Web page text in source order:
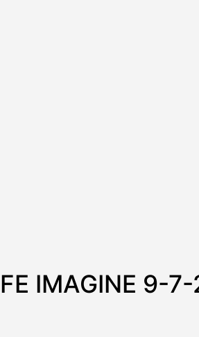
IMAGINE 9-